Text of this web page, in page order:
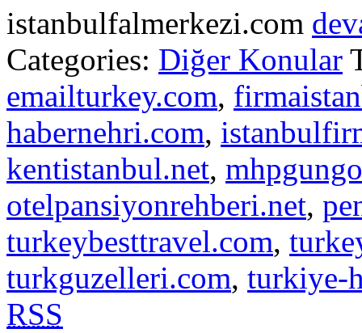
istanbulfalmerkezi.com
Categories: Diğer Konular
emailturkey.com,
habernehri.com,
kentistanbul.net,
otelpansiyonrehberi.net,
turkeybesttravel.com,
turkguzelleri.com, turkiye-
RSS